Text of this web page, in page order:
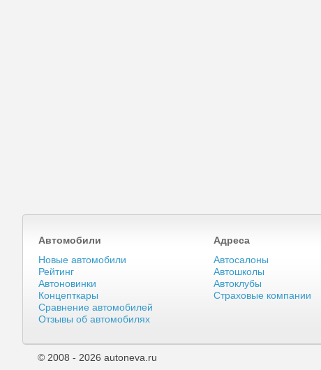
Автомобили Адреса
Новые автомобили
Рейтинг
Автоновинки
Концепткары
Сравнение автомобилей
Отзывы об автомобилях
Автосалоны
Автошколы
Автоклубы
Страховые компании
© 2008 - 2026 autoneva.ru